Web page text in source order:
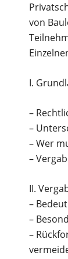
von
I.
–
–
– Wer
–
II.
–
–
–